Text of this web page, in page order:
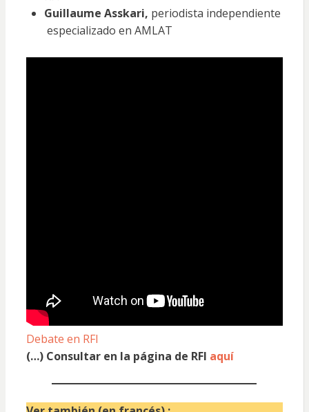
Guillaume Asskari, periodista independiente
especializado en AMLAT
Debate en RFI
(…) Consultar en la página de RFI aquí